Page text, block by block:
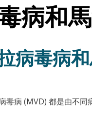
病和
病毒病
毒病 (MVD) 都是由不